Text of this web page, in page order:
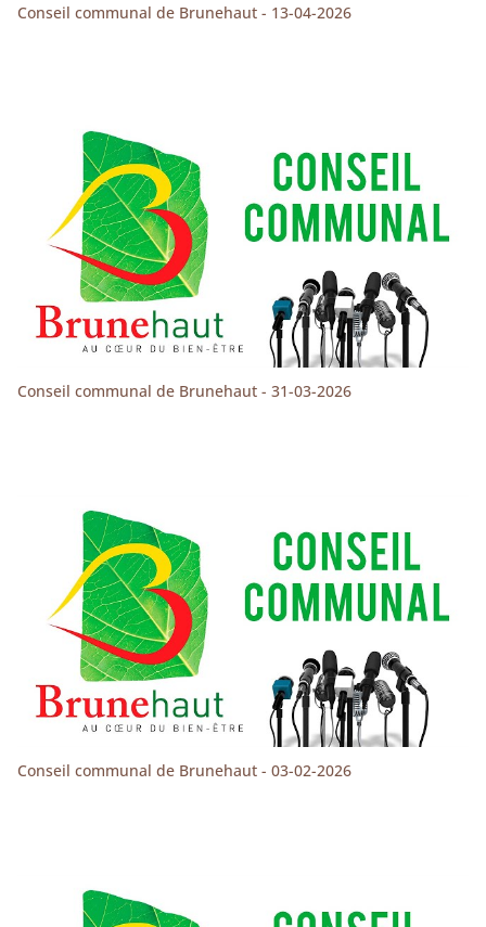
Conseil communal de Brunehaut - 13-04-2026
Conseil communal de Brunehaut - 31-03-2026
Conseil communal de Brunehaut - 03-02-2026